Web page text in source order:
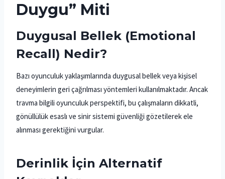
Duygu” Miti
Duygusal Bellek (Emotional
Recall) Nedir?
Bazı oyunculuk yaklaşımlarında duygusal bellek veya kişisel
deneyimlerin geri çağrılması yöntemleri kullanılmaktadır. Ancak
travma bilgili oyunculuk perspektifi, bu çalışmaların dikkatli,
gönüllülük esaslı ve sinir sistemi güvenliği gözetilerek ele
alınması gerektiğini vurgular.
Derinlik İçin Alternatif